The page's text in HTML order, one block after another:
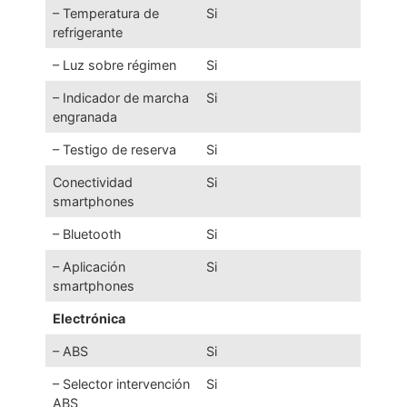
– Temperatura de
refrigerante
Si
– Luz sobre régimen Si
– Indicador de marcha
engranada
Si
– Testigo de reserva Si
Conectividad
smartphones
Si
– Bluetooth Si
– Aplicación
smartphones
Si
Electrónica
– ABS Si
– Selector intervención
ABS
Si